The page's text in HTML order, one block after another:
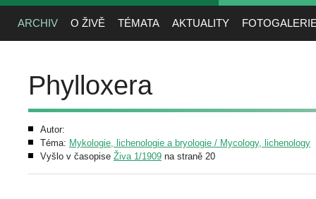
ARCHIV O ŽIVĚ TÉMATA AKTUALITY
Phylloxera
Autor:
Téma: Mykologie, lichenologie a bryologie / Mycology, lichenology
Vyšlo v časopise Živa 1/1909 na straně 20